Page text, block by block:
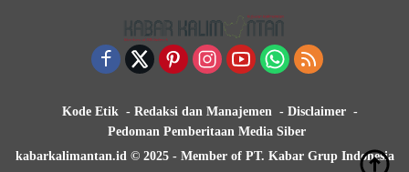
Kode Etik Redaksi dan Manajemen
Disclaimer
Pedoman Pemberitaan Media Siber
kabarkalimantan.id © 2025 - Member of PT. Kabar Grup Indonesia